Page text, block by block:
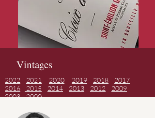
Vintages
2022 2021 2020 2019 2018
2017
2016
2015 2014 2013 2012
2009
2003
2000